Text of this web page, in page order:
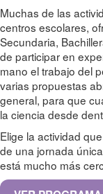
Muchas de las
centros escolares,
Secundaria,
de participar en
mano el trabajo del
varias propuestas
general, para que
la ciencia desde
Elige la actividad
de una jornada
está mucho más